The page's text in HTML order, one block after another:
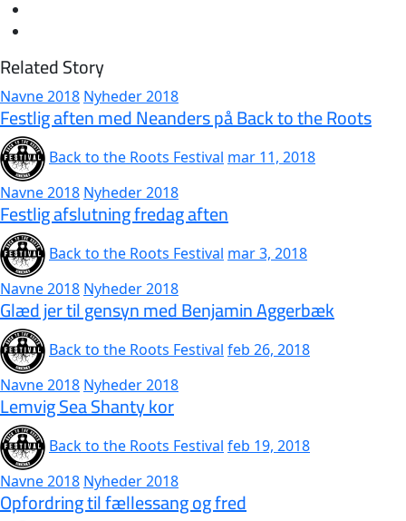
Related Story
Navne 2018 Nyheder 2018
Festlig aften med Neanders på Back to the Roots
Back to the Roots Festival mar 11, 2018
Navne 2018 Nyheder 2018
Festlig afslutning fredag aften
Back to the Roots Festival mar 3, 2018
Navne 2018 Nyheder 2018
Glæd jer til gensyn med Benjamin Aggerbæk
Back to the Roots Festival feb 26, 2018
Navne 2018 Nyheder 2018
Lemvig Sea Shanty kor
Back to the Roots Festival feb 19, 2018
Navne 2018 Nyheder 2018
Opfordring til fællessang og fred